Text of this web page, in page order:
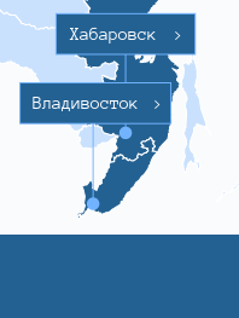
Хабаровск >
Владивосток >